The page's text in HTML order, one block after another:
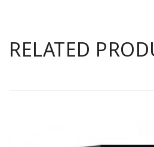
RELATED